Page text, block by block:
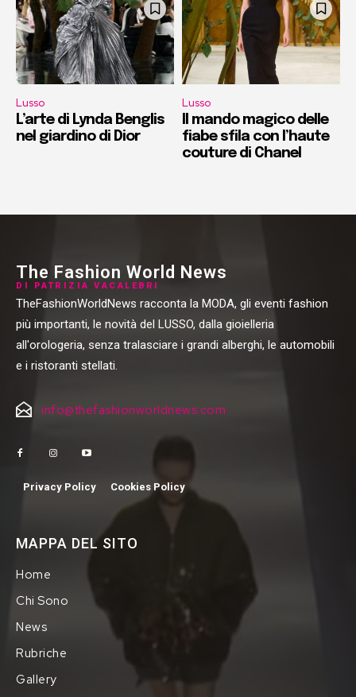
Lusso
L’arte di Lynda Benglis
nel giardino di Dior
Lusso
Il mando magico delle
fiabe sfila con l’haute
couture di Chanel
The Fashion World News
DI PATRIZIA VACALEBRI
TheFashionWorldNews racconta la MODA, gli eventi fashion
più importanti, le novità del LUSSO, dalla gioielleria
all'orologeria, senza tralasciare i grandi alberghi, le automobili
e i ristoranti stellati.
info@thefashionworldnews.com
Privacy Policy Cookies Policy
MAPPA DEL SITO
Home
Chi Sono
News
Rubriche
Gallery